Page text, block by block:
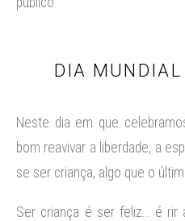
DIA
Neste dia em que
bom reavivar a liberdade, a
se ser criança, algo que o
Ser criança é ser feliz… é rir